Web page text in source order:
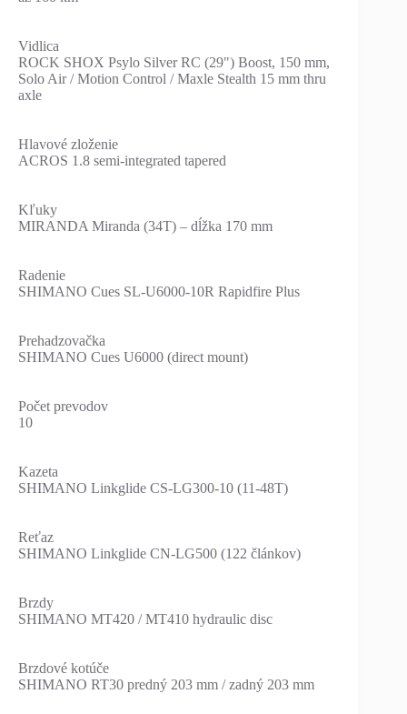
Vidlica
ROCK SHOX Psylo Silver RC (29") Boost, 150 mm,
Solo Air / Motion Control / Maxle Stealth 15 mm thru
axle
Hlavové zloženie
ACROS 1.8 semi-integrated tapered
Kľuky
MIRANDA Miranda (34T) – dĺžka 170 mm
Radenie
SHIMANO Cues SL-U6000-10R Rapidfire Plus
Prehadzovačka
SHIMANO Cues U6000 (direct mount)
Počet prevodov
10
Kazeta
SHIMANO Linkglide CS-LG300-10 (11-48T)
Reťaz
SHIMANO Linkglide CN-LG500 (122 článkov)
Brzdy
SHIMANO MT420 / MT410 hydraulic disc
Brzdové kotúče
SHIMANO RT30 predný 203 mm / zadný 203 mm